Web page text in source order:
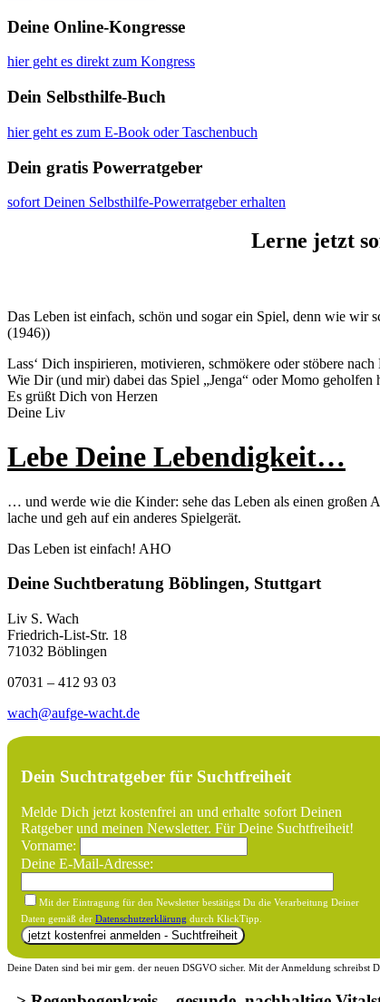
Deine Online-Kongresse
hier geht es direkt zum Kongress
Dein Selbsthilfe-Buch
hier geht es zum E-Book oder Taschenbuch
Dein gratis Powerratgeber
sofort Deinen Selbsthilfe-Powerratgeber erhalten
Lerne jetzt
Das Leben ist einfach, schön und sogar ein Spiel, denn wie
(1946))
Lass‘ Dich inspirieren, motivieren, schmökere oder stöbere
Wie Dir (und mir) dabei das Spiel „Jenga“ oder Momo geholfen
Es grüßt Dich von Herzen
Deine Liv
Lebe Deine Lebendigkeit…
… und werde wie die Kinder: sehe das Leben als einen großen
lache und geh auf ein anderes Spielgerät.
Das Leben ist einfach! AHO
Deine Suchtberatung Böblingen, Stuttgart
Liv S. Wach
Friedrich-List-Str. 18
71032 Böblingen
07031 – 412 93 03
wach@aufge-wacht.de
Dein Suchtratgeber für Suchtfreiheit
Melde Dich jetzt kostenfrei an und erhalte sofort Deinen
Ratgeber und meinen Newsletter. Für Deine Suchtfreiheit!
Vorname:
Deine E-Mail-Adresse:
Mit der Eintragung für den Newsletter bestätigst Du die Verarbeitung Deiner
Daten gemäß der Datenschutzerklärung durch KlickTipp.
Deine Daten sind bei mir gem. der neuen DSGVO sicher. Mit der Anmeldung